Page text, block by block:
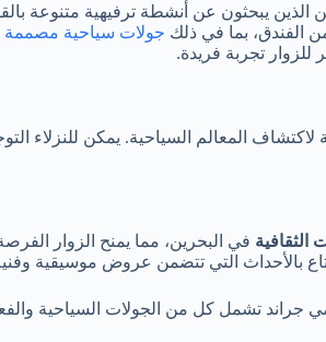
الذين يبحثون عن أنشطة ترفيهية متنوعة
الفندق، بما في ذلك جولات سياحية مصممة
للزوار تجربة فريدة.
المعالم السياحية. يمكن للنزلاء
الثقافية في البحرين، مما يمنح الزوار
بالأحداث التي تتضمن عروض موسيقية
تشمل كل من الجولات السياحية